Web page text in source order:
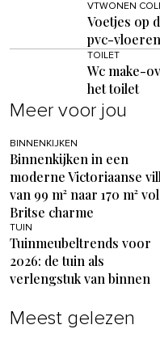
VTWONEN
Voetjes op
pvc-vloeren
TOILET
Wc make-
het toilet
Meer voor jou
BINNENKIJKEN
Binnenkijken in een
moderne Victoriaanse
van 99 m² naar 170 m² vol
Britse charme
TUIN
Tuinmeubeltrends voor
2026: de tuin als
verlengstuk van binnen
Meest gelezen